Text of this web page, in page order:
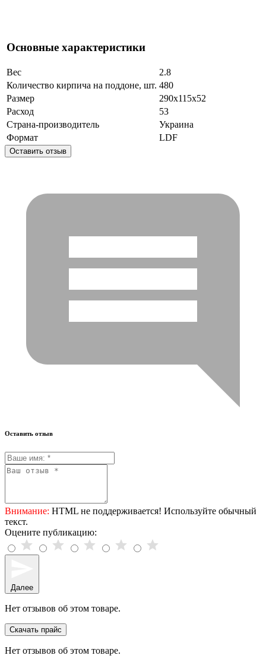
Основные характеристики
Вес
2.8
Количество кирпича на поддоне, шт. 480
Размер
290x115x52
Расход
53
Страна-производитель
Украина
Формат
LDF
Оставить отзыв
Оставить отзыв
Внимание: HTML не поддерживается! Используйте обычный
текст.
Оцените публикацию:
Далее
Нет отзывов об этом товаре.
Скачать прайс
Нет отзывов об этом товаре.